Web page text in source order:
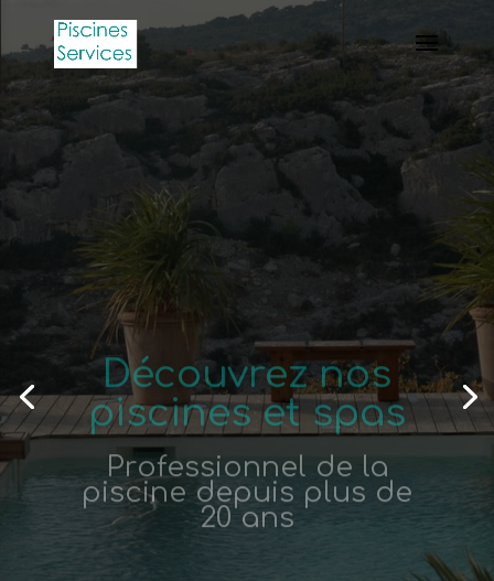
Découvrez nos
piscines et spas
Professionnel de la
piscine depuis plus de
20 ans